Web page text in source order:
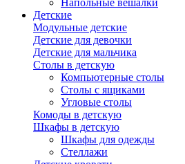
Напольные вешалки
Детские
Модульные детские
Детские для девочки
Детские для мальчика
Столы в детскую
Компьютерные столы
Столы с ящиками
Угловые столы
Комоды в детскую
Шкафы в детскую
Шкафы для одежды
Стеллажи